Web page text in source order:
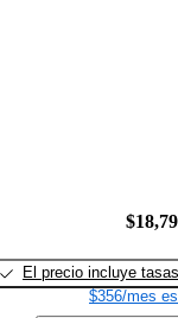
El precio incluye tasas
$356/mes